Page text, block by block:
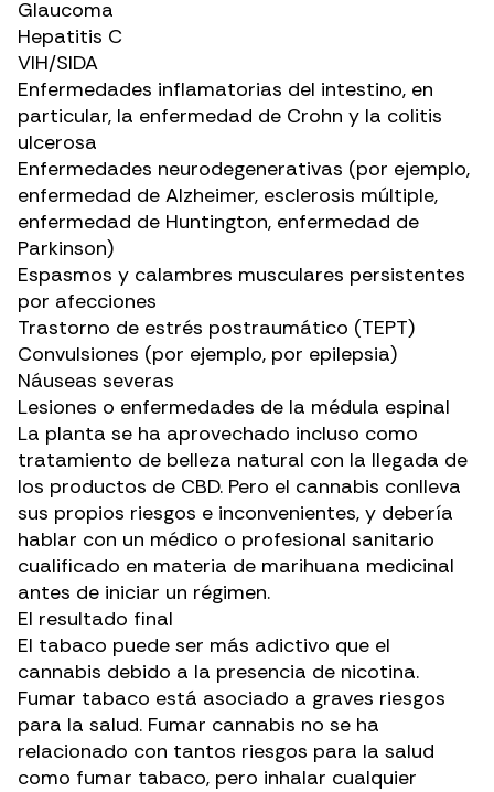
Glaucoma
Hepatitis C
VIH/SIDA
Enfermedades inflamatorias del intestino, en
particular, la enfermedad de Crohn y la colitis
ulcerosa
Enfermedades neurodegenerativas (por ejemplo,
enfermedad de Alzheimer, esclerosis múltiple,
enfermedad de Huntington, enfermedad de
Parkinson)
Espasmos y calambres musculares persistentes
por afecciones
Trastorno de estrés postraumático (TEPT)
Convulsiones (por ejemplo, por epilepsia)
Náuseas severas
Lesiones o enfermedades de la médula espinal
La planta se ha aprovechado incluso como
tratamiento de belleza natural con la llegada de
los productos de CBD. Pero el cannabis conlleva
sus propios riesgos e inconvenientes, y debería
hablar con un médico o profesional sanitario
cualificado en materia de marihuana medicinal
antes de iniciar un régimen.
El resultado final
El tabaco puede ser más adictivo que el
cannabis debido a la presencia de nicotina.
Fumar tabaco está asociado a graves riesgos
para la salud. Fumar cannabis no se ha
relacionado con tantos riesgos para la salud
como fumar tabaco, pero inhalar cualquier